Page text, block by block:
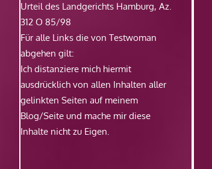
Urteil des Landgerichts Hamburg, Az.
312 O 85/98
Für alle Links die von Testwoman
abgehen gilt:
Ich distanziere mich hiermit
ausdrücklich von allen Inhalten aller
gelinkten Seiten auf meinem
Blog/Seite und mache mir diese
Inhalte nicht zu Eigen.